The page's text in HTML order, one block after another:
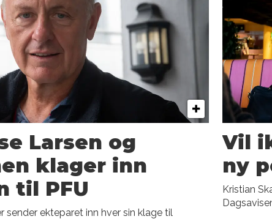
Larsen og
klager inn
til PFU
sender ekteparet inn hver sin klage til
Vil
ny
Kristian